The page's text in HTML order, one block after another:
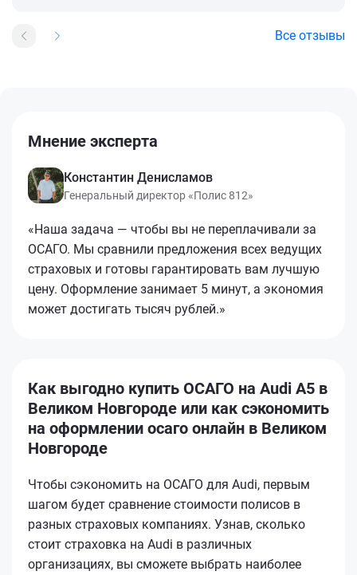
Все отзывы
Мнение эксперта
Константин Денисламов
Генеральный директор «Полис 812»
«Наша задача — чтобы вы не переплачивали за
ОСАГО. Мы сравнили предложения всех ведущих
страховых и готовы гарантировать вам лучшую
цену. Оформление занимает 5 минут, а экономия
может достигать тысяч рублей.»
Как выгодно купить ОСАГО на Audi A5 в
Великом Новгороде или как сэкономить
на оформлении осаго онлайн в Великом
Новгороде
Чтобы сэкономить на ОСАГО для Audi, первым
шагом будет сравнение стоимости полисов в
разных страховых компаниях. Узнав, сколько
стоит страховка на Audi в различных
организациях, вы сможете выбрать наиболее